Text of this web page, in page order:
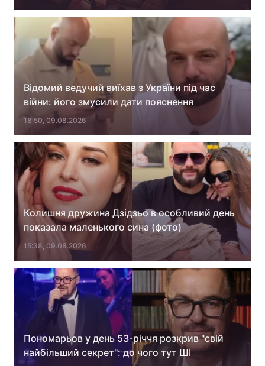
Зброя Інциденти
Здоров'я Туризм
Цікавинки Погода
Екологія Регіони
Лонгріди
Відео з Youtube Статті
Інтерв'ю
Архів
Контакти
Послуги
Відомий ведучий виїхав з України під час
війни: його змусили дати пояснення
18:50, 09.08.2026
Колишня дружина Дзідзьо в особливий день
показала маленького сина (фото)
15:38, 09.08.2026
Пономарьов у день 53-річчя розкрив "свій
найбільший секрет": до чого тут ШІ